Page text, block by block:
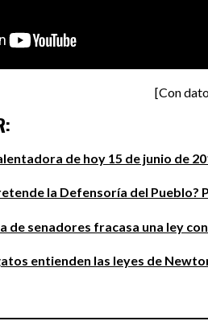
[Con
de hoy 15 de junio de
la Defensoría del Pueblo?
de senadores fracasa una ley
entienden las leyes de